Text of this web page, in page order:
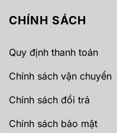
CHÍNH SÁCH
Quy định thanh toán
Chính sách vận chuyển
Chính sách đổi trả
Chính sách bảo mật